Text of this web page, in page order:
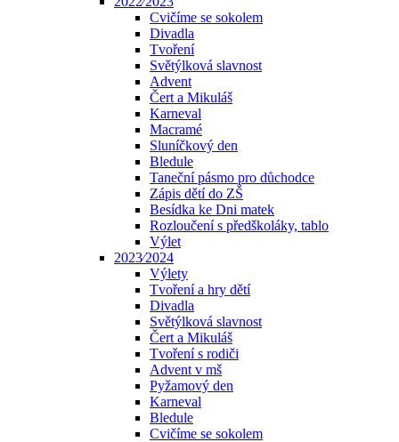
Cvičíme se sokolem
Divadla
Tvoření
Světýlková slavnost
Advent
Čert a Mikuláš
Karneval
Macramé
Sluníčkový den
Bledule
Taneční pásmo pro důchodce
Zápis dětí do ZŠ
Besídka ke Dni matek
Rozloučení s předškoláky, tablo
Výlet
2023⁄2024
Výlety
Tvoření a hry dětí
Divadla
Světýlková slavnost
Čert a Mikuláš
Tvoření s rodiči
Advent v mš
Pyžamový den
Karneval
Bledule
Cvičíme se sokolem